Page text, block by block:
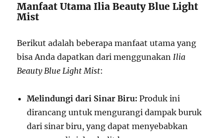
Manfaat Utama Ilia Beauty Blue Light
Mist
Berikut adalah beberapa manfaat utama yang
bisa Anda dapatkan dari menggunakanIlia
Beauty Blue Light Mist:
Melindungi dari Sinar Biru: Produk ini
dirancang untuk mengurangi dampak buruk
dari sinar biru, yang dapat menyebabkan